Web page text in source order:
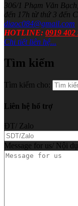
306/1 Phạm Văn
đến 17h từ thứ 3 đến
diaoc084@gmail.com
HOTLINE: 0919 402
Chi tiết liên hệ...
Tìm kiếm
Tìm kiếm cho:
Liên hệ hổ trợ
ĐT/ Zalo
Message for us/ Nội